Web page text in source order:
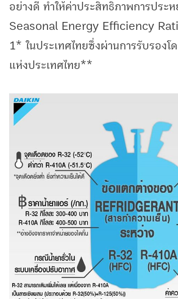
อย่างดี ทำให้ค่าประสิทธิภาพการประ
Seasonal Energy Efficiency
1* ในประเทศไทยซึ่งผ่านการรับรองโ
แห่งประเทศไทย**